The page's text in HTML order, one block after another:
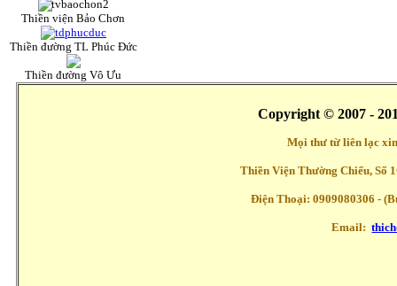
Thiền viện Bảo Chơn
Thiền đường TL Phúc Đức
Thiền đường Vô Ưu
Copyright © 2007 -
Mọi thư từ liên lạc
Thiền Viện Thường Chiếu, Số
Điện Thoại: 0909080306 -
Email: